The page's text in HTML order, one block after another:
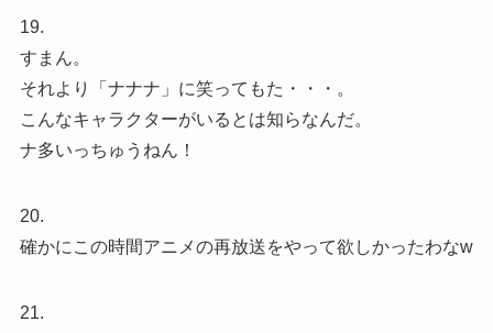
19.
すまん。
それより「ナナナ」に笑ってもた・・・。
こんなキャラクターがいるとは知らなんだ。
ナ多いっちゅうねん！
20.
確かにこの時間アニメの再放送をやって欲しかったわなw
21.